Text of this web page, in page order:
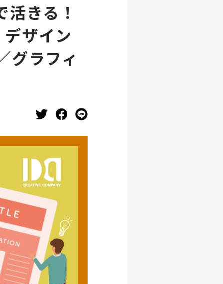
活きる！
ザイン
グラフィ